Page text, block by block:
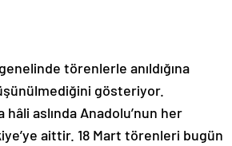
törenlerle anıldığına
gösteriyor.
aslında Anadolu’nun her
aittir. 18 Mart törenleri bugün